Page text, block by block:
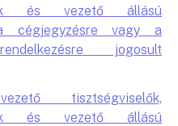
és vezető állású
cégjegyzésre vagy a
jogosult
tisztségviselők,
és vezető állású